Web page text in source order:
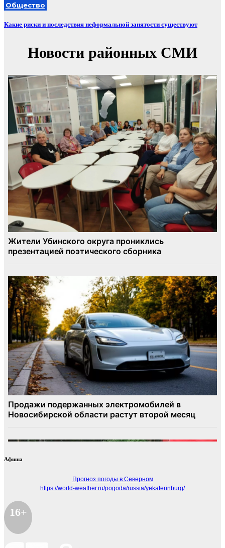
Общество
Какие риски и последствия неформальной занятости существуют
Афиша
Прогноз погоды в Северном
https://world-weather.ru/pogoda/russia/yekaterinburg/
16+